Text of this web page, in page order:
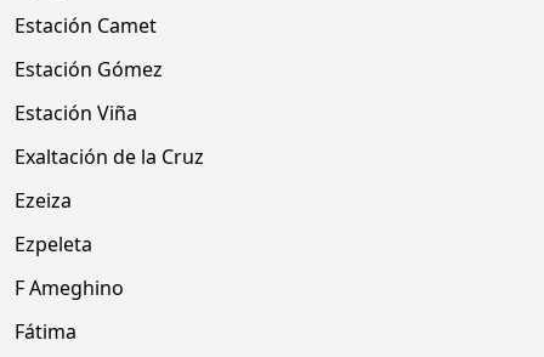
Estación Camet
Estación Gómez
Estación Viña
Exaltación de la Cruz
Ezeiza
Ezpeleta
F Ameghino
Fátima